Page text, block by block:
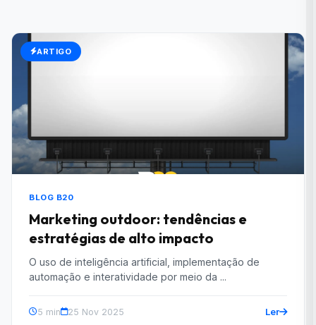
ARTIGO
BLOG B20
Marketing outdoor: tendências e
estratégias de alto impacto
O uso de inteligência artificial, implementação de
automação e interatividade por meio da ...
5 min 25 Nov 2025 Ler